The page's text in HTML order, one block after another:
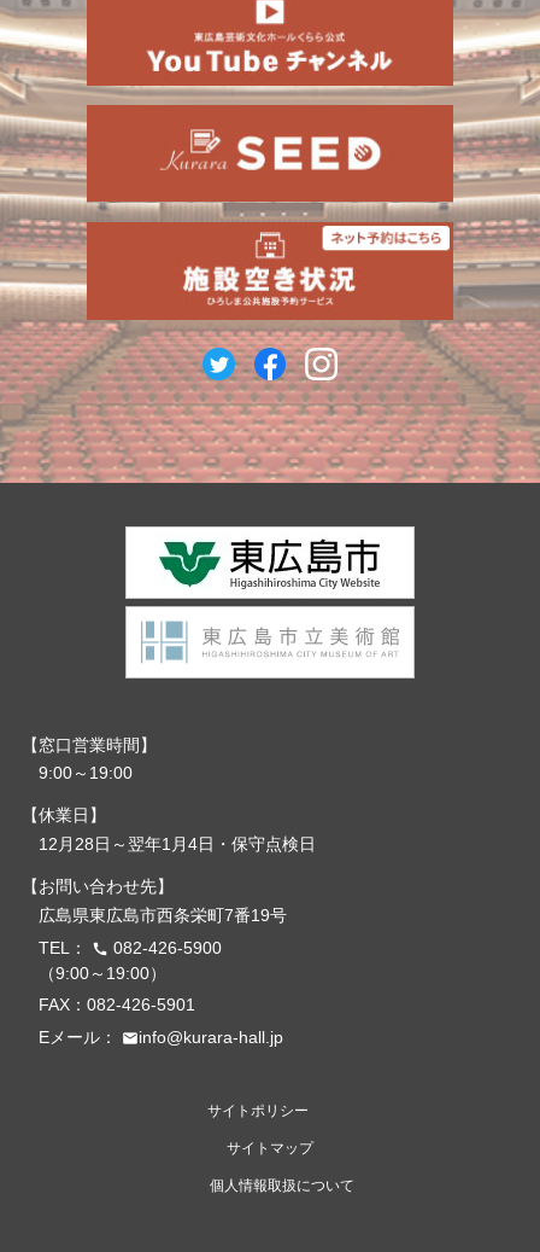
窓口営業時間
9:00～19:00
休業日
12月28日～翌年1月4日・保守点検日
お問い合わせ先
広島県東広島市西条栄町7番19号
TEL：
call 082-426-5900
（9:00～19:00）
FAX：082-426-5901
Eメール：
emailinfo@kurara-hall.jp
サイトポリシー
サイトマップ
個人情報取扱について